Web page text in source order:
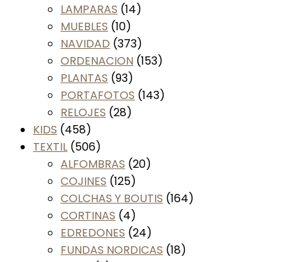
LAMPARAS (14)
MUEBLES (10)
NAVIDAD (373)
ORDENACION (153)
PLANTAS (93)
PORTAFOTOS (143)
RELOJES (28)
KIDS (458)
TEXTIL (506)
ALFOMBRAS (20)
COJINES (125)
COLCHAS Y BOUTIS (164)
CORTINAS (4)
EDREDONES (24)
FUNDAS NORDICAS (18)